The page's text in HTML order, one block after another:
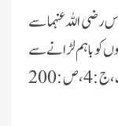
رضی اللہ عنہما سے
کو باہم لڑانے سے
منع فرمایا۔(جامع الاحادیث باب کتاب الحيوانات ، ج : 4، ص : 200